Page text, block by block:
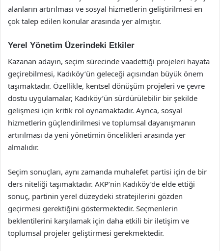
alanların artırılması ve sosyal hizmetlerin geliştirilmesi en
çok talep edilen konular arasında yer almıştır.
Yerel Yönetim Üzerindeki Etkiler
Kazanan adayın, seçim sürecinde vaadettiği projeleri hayata
geçirebilmesi, Kadıköy’ün geleceği açısından büyük önem
taşımaktadır. Özellikle, kentsel dönüşüm projeleri ve çevre
dostu uygulamalar, Kadıköy’ün sürdürülebilir bir şekilde
gelişmesi için kritik rol oynamaktadır. Ayrıca, sosyal
hizmetlerin güçlendirilmesi ve toplumsal dayanışmanın
artırılması da yeni yönetimin öncelikleri arasında yer
almalıdır.
Seçim sonuçları, aynı zamanda muhalefet partisi için de bir
ders niteliği taşımaktadır. AKP’nin Kadıköy’de elde ettiği
sonuç, partinin yerel düzeydeki stratejilerini gözden
geçirmesi gerektiğini göstermektedir. Seçmenlerin
beklentilerini karşılamak için daha etkili bir iletişim ve
toplumsal projeler geliştirmesi gerekmektedir.